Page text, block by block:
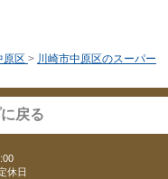
原区 > 川崎市中原区のスーパー
戻る
休日